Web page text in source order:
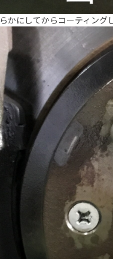
かにしてからコーティング